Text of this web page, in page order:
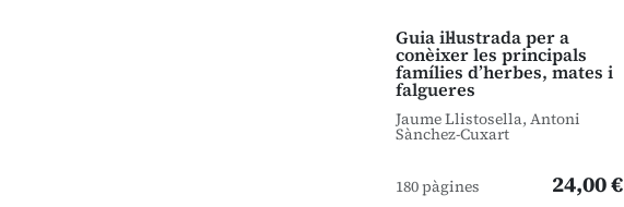
Guia il·lustrada per a
conèixer les principals
famílies d’herbes, mates i
falgueres
Jaume Llistosella, Antoni
Sànchez-Cuxart
180 pàgines 24,00 €